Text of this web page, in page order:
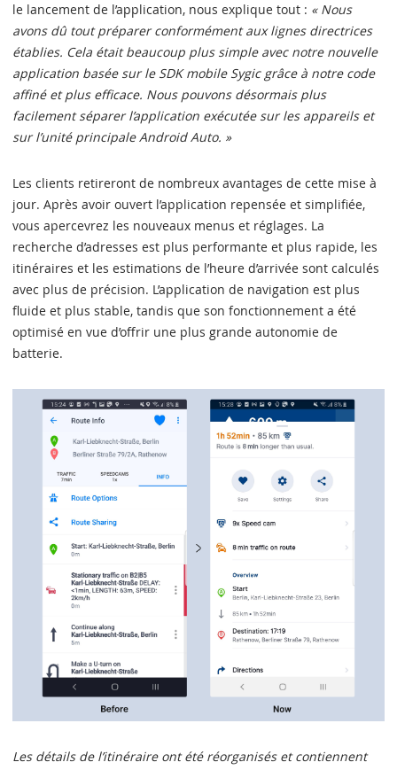
le lancement de l’application, nous explique tout : « Nous
avons dû tout préparer conformément aux lignes directrices
établies. Cela était beaucoup plus simple avec notre nouvelle
application basée sur le SDK mobile Sygic grâce à notre code
affiné et plus efficace. Nous pouvons désormais plus
facilement séparer l’application exécutée sur les appareils et
sur l’unité principale Android Auto. »
Les clients retireront de nombreux avantages de cette mise à
jour. Après avoir ouvert l’application repensée et simplifiée,
vous apercevrez les nouveaux menus et réglages. La
recherche d’adresses est plus performante et plus rapide, les
itinéraires et les estimations de l’heure d’arrivée sont calculés
avec plus de précision. L’application de navigation est plus
fluide et plus stable, tandis que son fonctionnement a été
optimisé en vue d’offrir une plus grande autonomie de
batterie.
Les détails de l’itinéraire ont été réorganisés et contiennent